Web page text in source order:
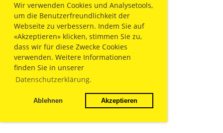
Wir verwenden Cookies und Analysetools,
um die Benutzerfreundlichkeit der
Webseite zu verbessern. Indem Sie auf
«Akzeptieren» klicken, stimmen Sie zu,
dass wir für diese Zwecke Cookies
verwenden. Weitere Informationen
finden Sie in unserer
Datenschutzerklärung.
Ablehnen Akzeptieren